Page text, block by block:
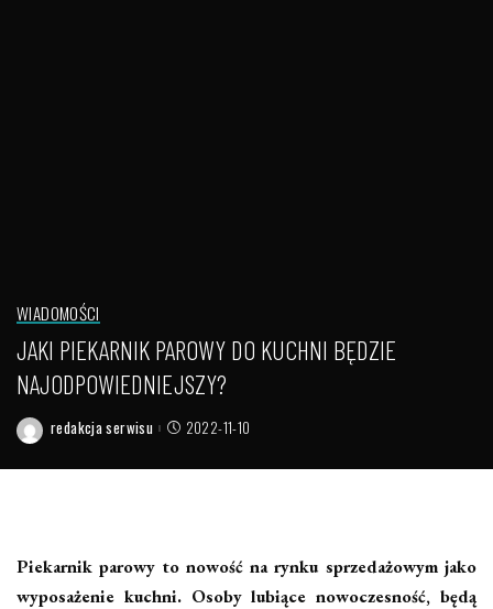
WIADOMOŚCI
JAKI PIEKARNIK PAROWY DO KUCHNI BĘDZIE
NAJODPOWIEDNIEJSZY?
Posted
redakcja serwisu 2022-11-10
Piekarnik parowy to nowość na rynku sprzedażowym jako
wyposażenie kuchni. Osoby lubiące nowoczesność, będą